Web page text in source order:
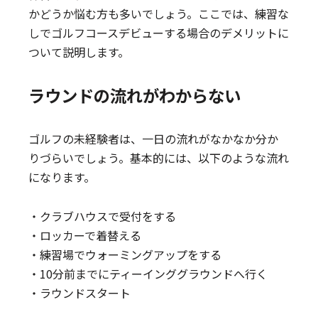
かどうか悩む方も多いでしょう。ここでは、練習な
しでゴルフコースデビューする場合のデメリットに
ついて説明します。
ラウンドの流れがわからない
ゴルフの未経験者は、一日の流れがなかなか分か
りづらいでしょう。基本的には、以下のような流れ
になります。
・クラブハウスで受付をする
・ロッカーで着替える
・練習場でウォーミングアップをする
・10分前までにティーインググラウンドへ行く
・ラウンドスタート